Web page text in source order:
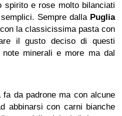
spirito e rose molto bilanciati
Sempre dalla Puglia
la classicissima pasta con
il gusto deciso di questi
minerali e more ma dal
da padrone ma con alcune
abbinarsi con carni bianche